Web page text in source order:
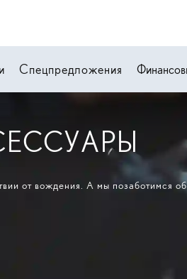
Спецпредложения
от вождения. А мы позаботимся об